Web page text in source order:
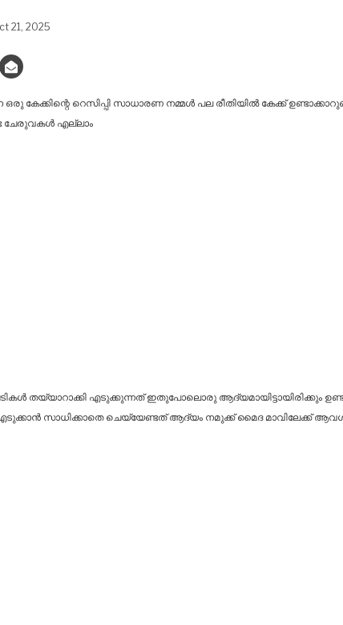
21, 2025
ഒരു കേക്കിന്റെ റെസിപ്പി സാധാരണ നമ്മൾ പല രീതിയിൽ കേക്ക്
ചേരുവകൾ എല്ലാം
തയ്യാറാക്കി എടുക്കുന്നത് ഇതുപോലൊരു ആദ്യമായിട്ടായിരിക്കും
എടുക്കാൻ സാധിക്കാതെ ചെയ്യേണ്ടത് ആദ്യം നമുക്ക് മൈദ മാവിലേക്ക്